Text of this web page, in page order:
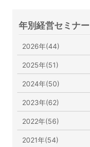
年別経営セミナー
2026年(44)
2025年(51)
2024年(50)
2023年(62)
2022年(56)
2021年(54)